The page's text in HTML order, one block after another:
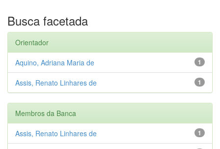
Busca facetada
Orientador
1
Aquino, Adriana Maria de
1
Assis, Renato Linhares de
Membros da Banca
1
Assis, Renato Linhares de